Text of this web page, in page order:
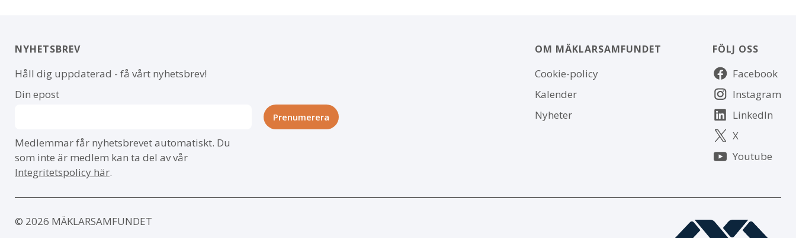
NYHETSBREV
Håll dig uppdaterad - få vårt nyhetsbrev!
Din epost
Medlemmar får nyhetsbrevet automatiskt. Du
som inte är medlem kan ta del av vår
Integritetspolicy här.
OM MÄKLARSAMFUNDET
Om
Cookie-policy
Kalender
Nyheter
FÖLJ OSS
Följ
oss
Facebook
Instagram
LinkedIn
X
Youtube
© 2026 MÄKLARSAMFUNDET